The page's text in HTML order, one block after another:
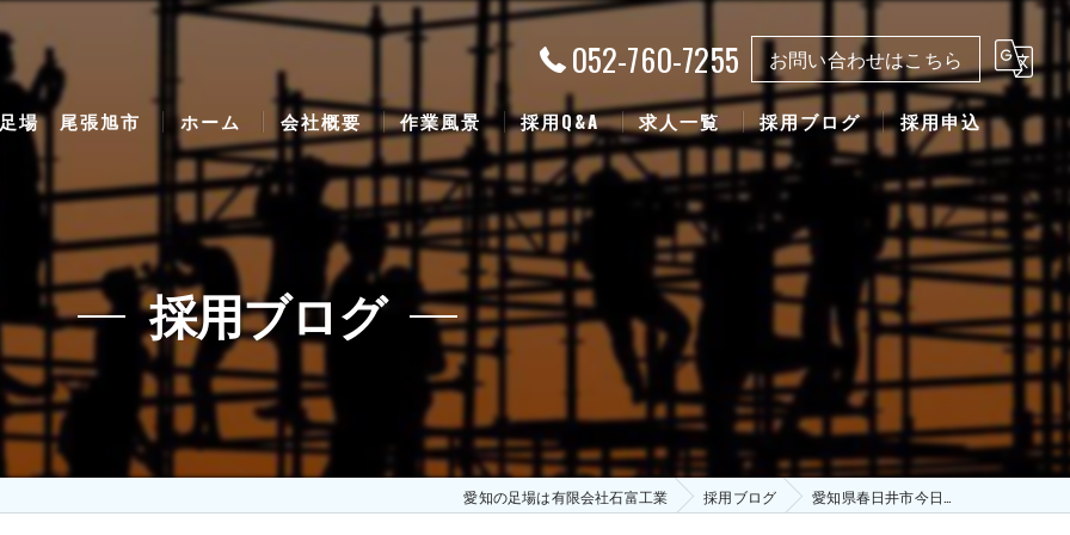
052-760-7255 お問い合わせはこちら
場 尾張旭市 ホーム 会社概要 作業風景 採用Q&A 求人一覧 採用ブログ 採用申込
採用ブログ
愛知の足場は有限会社石富工業 採用ブログ 愛知県春日井市今日…